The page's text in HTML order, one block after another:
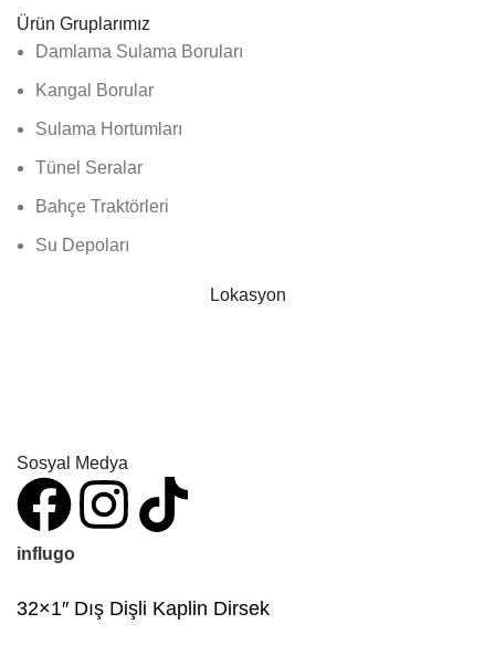
Ürün Gruplarımız
Damlama Sulama Boruları
Kangal Borular
Sulama Hortumları
Tünel Seralar
Bahçe Traktörleri
Su Depoları
Lokasyon
Sosyal Medya
influgo
32×1″ Dış Dişli Kaplin Dirsek